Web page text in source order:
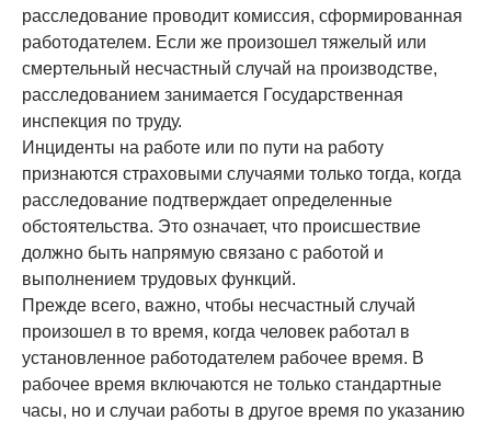
расследование проводит комиссия, сформированная
работодателем. Если же произошел тяжелый или
смертельный несчастный случай на производстве,
расследованием занимается Государственная
инспекция по труду.
Инциденты на работе или по пути на работу
признаются страховыми случаями только тогда, когда
расследование подтверждает определенные
обстоятельства. Это означает, что происшествие
должно быть напрямую связано с работой и
выполнением трудовых функций.
Прежде всего, важно, чтобы несчастный случай
произошел в то время, когда человек работал в
установленное работодателем рабочее время. В
рабочее время включаются не только стандартные
часы, но и случаи работы в другое время по указанию